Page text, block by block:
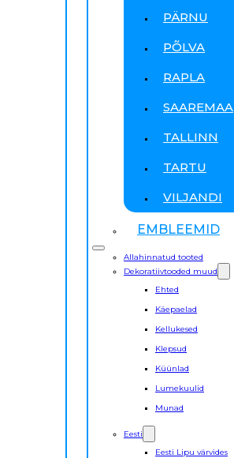
PÄRNU
PÕLVA
RAPLA
SAAREMAA
TALLINN
TARTU
VILJANDI
EMBLEEMID
Allahinnatud tooted
Dekoratiivtooded muud
Ehted
Käepaelad
Kellukesed
Klepsud
Küünlad
Lumekuulid
Munad
Eesti
Eesti Lipu värvides